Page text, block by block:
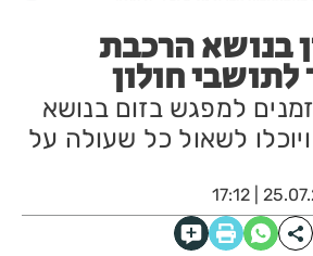
בנושא הרכבת
חולון
למפגש בזום בנושא
לשאול כל שעולה על
25.07.24 |